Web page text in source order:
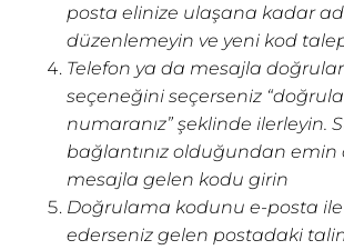
posta elinize ulaşana kadar
düzenlemeyin ve yeni kod
Telefon ya da mesajla
seçeneğini seçerseniz
numaranız” şeklinde ilerleyin.
bağlantınız olduğundan emin
mesajla gelen kodu girin
Doğrulama kodunu e-posta ile
ederseniz gelen postadaki